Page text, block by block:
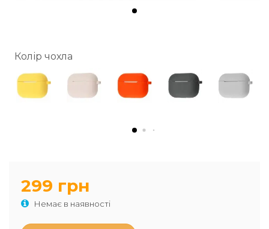
Колір чохла
299 грн
Немає в наявності